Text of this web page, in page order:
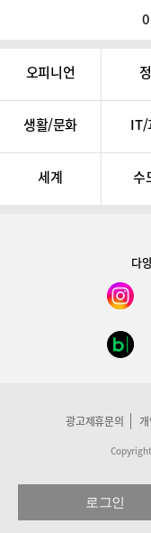
오피니언
생활/문화 IT/
세계 수
다
광고제휴문의
로그인